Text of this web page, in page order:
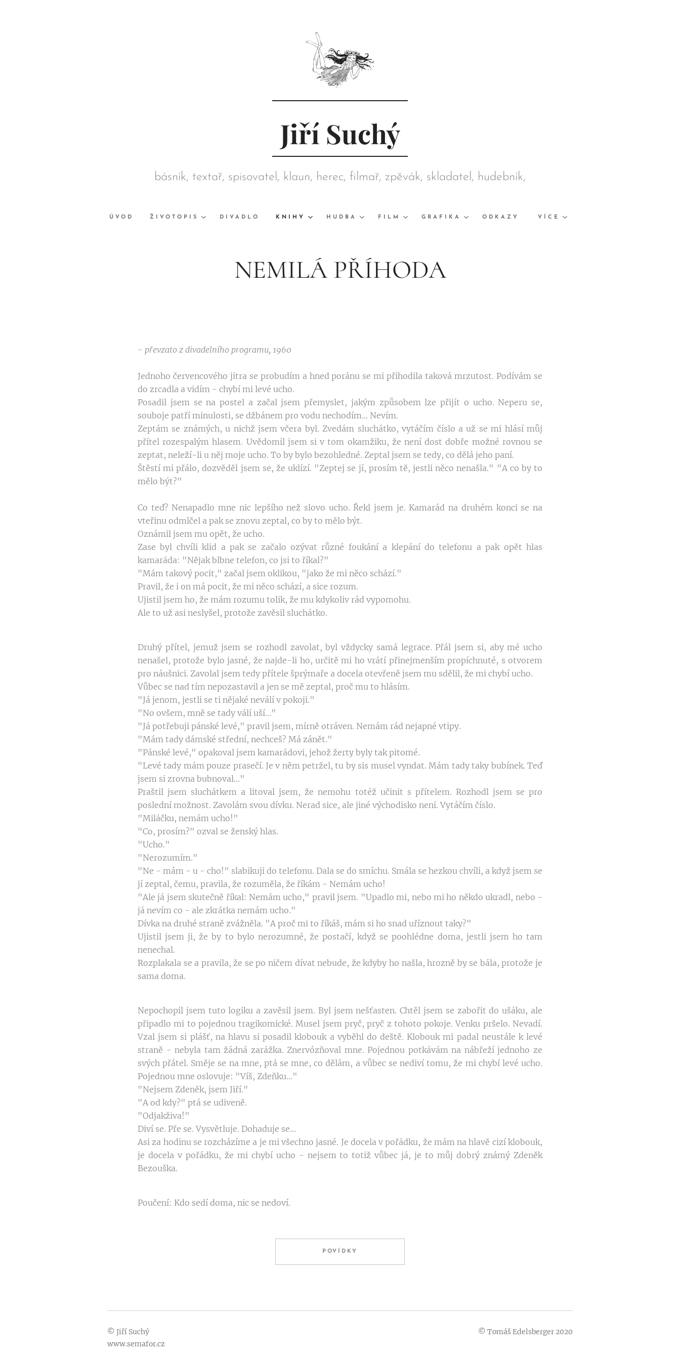
Jiří Suchý
básník, textař, spisovatel, klaun, herec, filmař, zpěvák, skladatel, hudebník,
ÚVOD ŽIVOTOPIS DIVADLO KNIHY HUDBA FILM GRAFIKA ODKAZY VÍCE
NEMILÁ PŘÍHODA
- převzato z divadelního programu, 1960
Jednoho červencového jitra se probudím a hned poránu se mi přihodila taková mrzutost. Podívám se
do zrcadla a vidím - chybí mi levé ucho.
Posadil jsem se na postel a začal jsem přemyslet, jakým způsobem lze přijít o ucho. Neperu se,
souboje patří minulosti, se džbánem pro vodu nechodím... Nevím.
Zeptám se známých, u nichž jsem včera byl. Zvedám sluchátko, vytáčím číslo a už se mi hlásí můj
přítel rozespalým hlasem. Uvědomil jsem si v tom okamžiku, že není dost dobře možné rovnou se
zeptat, neleží-li u něj moje ucho. To by bylo bezohledné. Zeptal jsem se tedy, co dělá jeho paní.
Štěstí mi přálo, dozvěděl jsem se, že uklízí. "Zeptej se jí, prosím tě, jestli něco nenašla." "A co by to
mělo být?"
Co teď? Nenapadlo mne nic lepšího než slovo ucho. Řekl jsem je. Kamarád na druhém konci se na
vteřinu odmlčel a pak se znovu zeptal, co by to mělo být.
Oznámil jsem mu opět, že ucho.
Zase byl chvíli klid a pak se začalo ozývat různé foukání a klepání do telefonu a pak opět hlas
kamaráda: "Nějak blbne telefon, co jsi to říkal?"
"Mám takový pocit," začal jsem oklikou, "jako že mi něco schází."
Pravil, že i on má pocit, že mi něco schází, a sice rozum.
Ujistil jsem ho, že mám rozumu tolik, že mu kdykoliv rád vypomohu.
Ale to už asi neslyšel, protože zavěsil sluchátko.
Druhý přítel, jemuž jsem se rozhodl zavolat, byl vždycky samá legrace. Přál jsem si, aby mé ucho
nenašel, protože bylo jasné, že najde-li ho, určitě mi ho vrátí přinejmenším propíchnuté, s otvorem
pro náušnici. Zavolal jsem tedy přítele šprýmaře a docela otevřeně jsem mu sdělil, že mi chybí ucho.
Vůbec se nad tím nepozastavil a jen se mě zeptal, proč mu to hlásím.
"Já jenom, jestli se ti nějaké neválí v pokoji."
"No ovšem, mně se tady válí uší..."
"Já potřebuji pánské levé," pravil jsem, mírně otráven. Nemám rád nejapné vtipy.
"Mám tady dámské střední, nechceš? Má zánět."
"Pánské levé," opakoval jsem kamarádovi, jehož žerty byly tak pitomé.
"Levé tady mám pouze prasečí. Je v něm petržel, tu by sis musel vyndat. Mám tady taky bubínek. Teď
jsem si zrovna bubnoval..."
Praštil jsem sluchátkem a litoval jsem, že nemohu totéž učinit s přítelem. Rozhodl jsem se pro
poslední možnost. Zavolám svou dívku. Nerad sice, ale jiné východisko není. Vytáčím číslo.
"Miláčku, nemám ucho!"
"Co, prosím?" ozval se ženský hlas.
"Ucho."
"Nerozumím."
"Ne - mám - u - cho!" slabikuji do telefonu. Dala se do smíchu. Smála se hezkou chvíli, a když jsem se
jí zeptal, čemu, pravila, že rozuměla, že říkám - Nemám ucho!
"Ale já jsem skutečně říkal: Nemám ucho," pravil jsem. "Upadlo mi, nebo mi ho někdo ukradl, nebo -
já nevím co - ale zkrátka nemám ucho."
Dívka na druhé straně zvážněla. "A proč mi to říkáš, mám si ho snad uříznout taky?"
Ujistil jsem ji, že by to bylo nerozumné, že postačí, když se poohlédne doma, jestli jsem ho tam
nenechal.
Rozplakala se a pravila, že se po ničem dívat nebude, že kdyby ho našla, hrozně by se bála, protože je
sama doma.
Nepochopil jsem tuto logiku a zavěsil jsem. Byl jsem nešťasten. Chtěl jsem se zabořit do ušáku, ale
připadlo mi to pojednou tragikomické. Musel jsem pryč, pryč z tohoto pokoje. Venku pršelo. Nevadí.
Vzal jsem si plášť, na hlavu si posadil klobouk a vyběhl do deště. Klobouk mi padal neustále k levé
straně - nebyla tam žádná zarážka. Znervózňoval mne. Pojednou potkávám na nábřeží jednoho ze
svých přátel. Směje se na mne, ptá se mne, co dělám, a vůbec se nediví tomu, že mi chybí levé ucho.
Pojednou mne oslovuje: "Víš, Zdeňku..."
"Nejsem Zdeněk, jsem Jiří."
"A od kdy?" ptá se udiveně.
"Odjakživa!"
Diví se. Pře se. Vysvětluje. Dohaduje se...
Asi za hodinu se rozcházíme a je mi všechno jasné. Je docela v pořádku, že mám na hlavě cizí klobouk,
je docela v pořádku, že mi chybí ucho - nejsem to totiž vůbec já, je to můj dobrý známý Zdeněk
Bezouška.
Poučení: Kdo sedí doma, nic se nedoví.
POVÍDKY
© Jiří Suchý
www.semafor.cz
© Tomáš Edelsberger 2020